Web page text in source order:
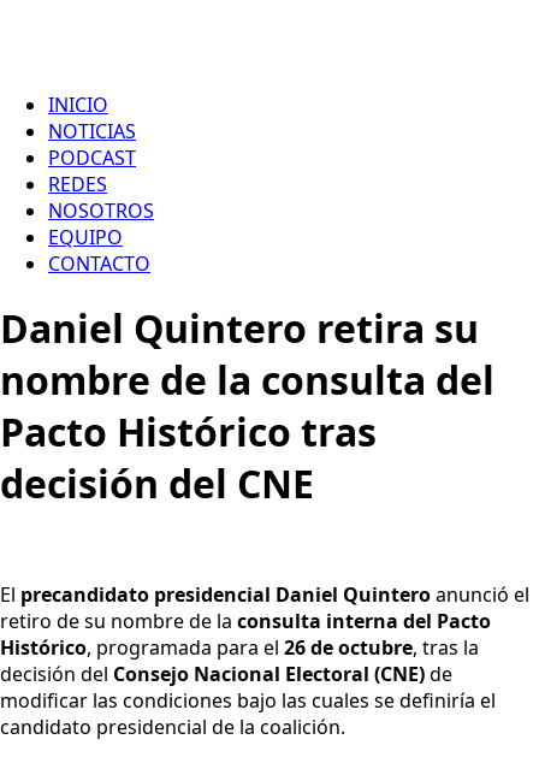
INICIO
NOTICIAS
PODCAST
REDES
NOSOTROS
EQUIPO
CONTACTO
Daniel Quintero retira su
nombre de la consulta del
Pacto Histórico tras
decisión del CNE
El precandidato presidencial Daniel Quinteroanunció el
retiro de su nombre de la consulta interna del Pacto
Histórico, programada para el 26 de octubre, tras la
decisión del Consejo Nacional Electoral (CNE)de
modificar las condiciones bajo las cuales se definiría el
candidato presidencial de la coalición.